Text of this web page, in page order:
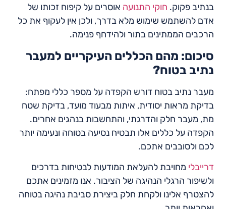
בנתיב פקוק. חוקי התנועה אוסרים על קיפוח זכותו של
אדם להשתמש שימוש מלא בדרך, ולכן אין לעקוף את כל
הרכבים הממתינים בתור ולהידחף פנימה.
סיכום: מהם הכללים העיקריים למעבר
נתיב בטוח?
מעבר נתיב בטוח דורש הקפדה על מספר כללי מפתח:
בדיקת מראות יסודית, איתות מבעוד מועד, בדיקת שטח
מת, מעבר חלק והדרגתי, והתחשבות בנהגים אחרים.
הקפדה על כללים אלו תבטיח נסיעה בטוחה ונעימה יותר
לכם ולסובבים אתכם.
דרייבלי מחויבת להעלאת המודעות לבטיחות בדרכים
ולשיפור הרגלי הנהיגה של הציבור. אנו מזמינים אתכם
להצטרף אלינו ולקחת חלק ביצירת סביבת נהיגה בטוחה